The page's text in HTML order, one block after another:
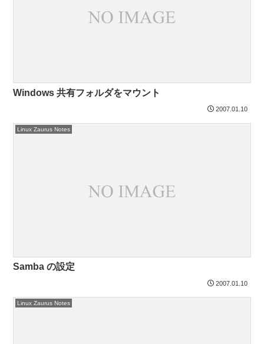
Windows 共有フォルダをマウント
2007.01.10
Linux Zaurus Notes
Samba の設定
2007.01.10
Linux Zaurus Notes